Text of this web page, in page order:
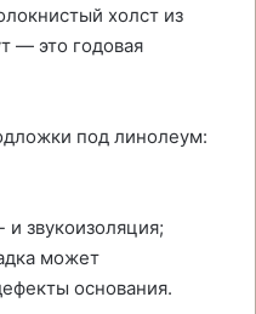
холст из
— это годовая
под линолеум:
звукоизоляция;
может
основания.